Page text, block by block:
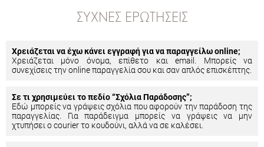
ΣΥΧΝΈΣ ΕΡΩΤΉΣΕΙΣ
Χρειάζεται να έχω κάνει εγγραφή για να παραγγείλω online;
Χρειάζεται μόνο όνομα, επίθετο και email. Μπορείς να
συνεχίσεις την online παραγγελία σου και σαν απλός επισκέπτης.
Σε τι χρησιμεύει το πεδίο “Σχόλια Παράδοσης”;
Εδώ μπορείς να γράψεις σχόλια που αφορούν την παράδοση της
παραγγελίας. Για παράδειγμα μπορείς να γράψεις να μην
χτυπήσει ο courier το κουδούνι, αλλά να σε καλέσει.